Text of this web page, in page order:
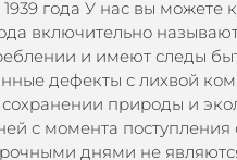
года У нас вы можете
включительно
и имеют следы
дефекты с лихвой
сохранении природы и
с момента
днями не